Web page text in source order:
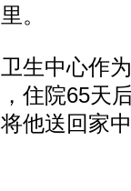
。
中心作为
住院65天
他送回家